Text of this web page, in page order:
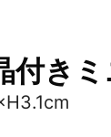
付き